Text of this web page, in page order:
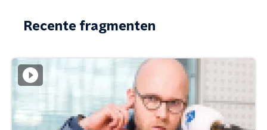
Recente fragmenten